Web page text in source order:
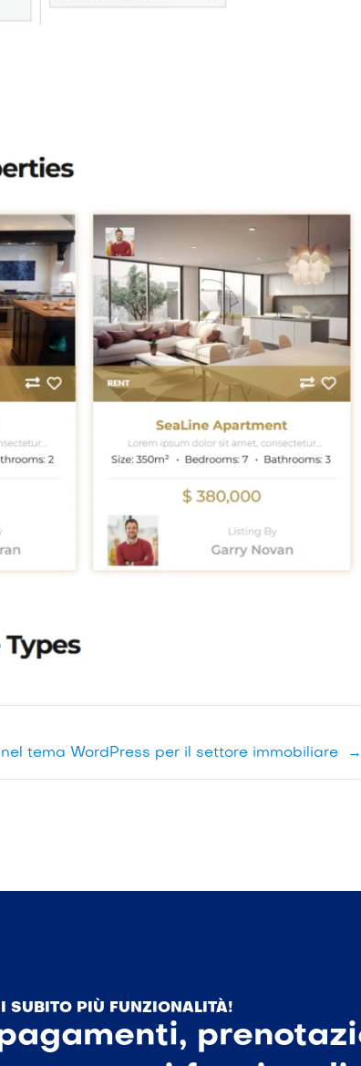
→
tema WordPress per il settore immobiliare
SUBITO PIÙ FUNZIONALITÀ!